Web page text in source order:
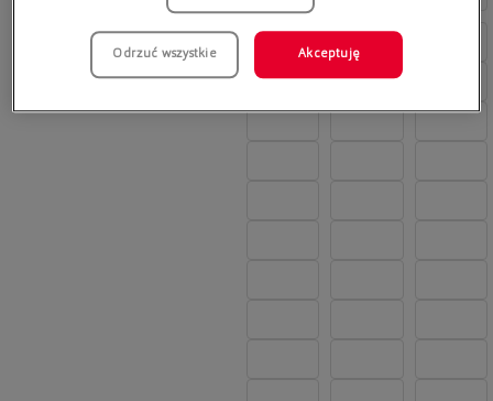
Odrzuć wszystkie Akceptuję